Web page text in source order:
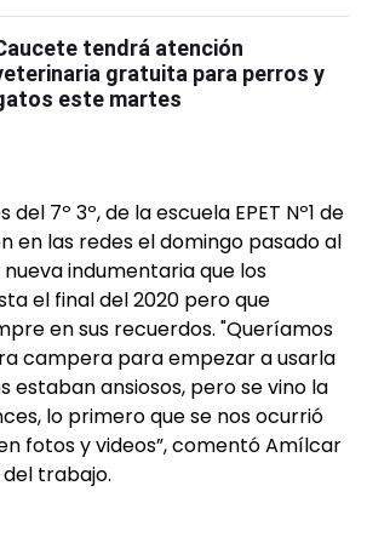
tendrá atención
gratuita para perros y
este martes
7º 3º, de la escuela EPET Nº1 de
en las redes el domingo pasado al
indumentaria que los
el final del 2020 pero que
en sus recuerdos. "Queríamos
campera para empezar a usarla
estaban ansiosos, pero se vino la
lo primero que se nos ocurrió
fotos y videos”, comentó Amílcar
trabajo.